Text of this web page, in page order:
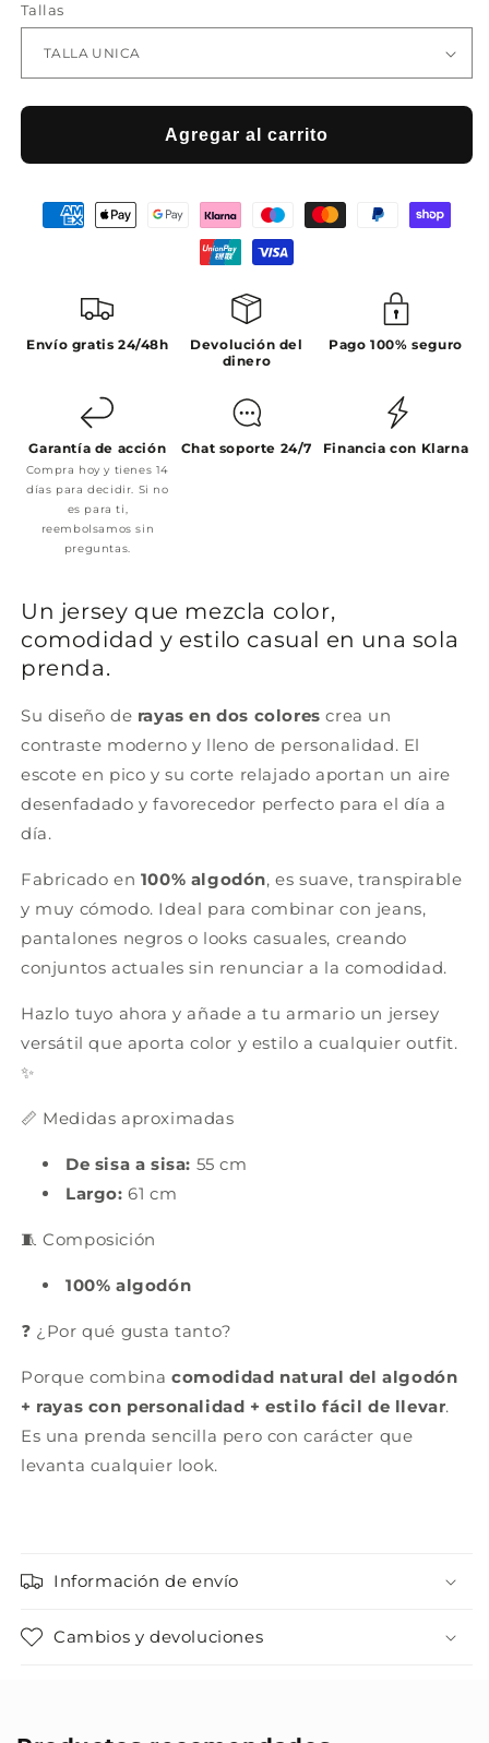
Tallas
Agregar al carrito
Envío gratis 24/48h
Devolución del
dinero
Pago 100% seguro
Garantía de acción
Compra hoy y tienes 14
días para decidir. Si no
es para ti,
reembolsamos sin
preguntas.
Chat soporte 24/7 Financia con Klarna
Un jersey que mezcla color,
comodidad y estilo casual en una sola
prenda.
Su diseño de rayas en dos colores crea un
contraste moderno y lleno de personalidad. El
escote en pico y su corte relajado aportan un aire
desenfadado y favorecedor perfecto para el día a
día.
Fabricado en 100% algodón, es suave, transpirable
y muy cómodo. Ideal para combinar con jeans,
pantalones negros o looks casuales, creando
conjuntos actuales sin renunciar a la comodidad.
Hazlo tuyo ahora y añade a tu armario un jersey
versátil que aporta color y estilo a cualquier outfit.
✨
📏 Medidas aproximadas
De sisa a sisa: 55 cm
Largo: 61 cm
🧵 Composición​
100% algodón
❓ ¿Por qué gusta tanto?
Porque combina comodidad natural del algodón
+ rayas con personalidad + estilo fácil de llevar.
Es una prenda sencilla pero con carácter que
levanta cualquier look.
Información de envío
Cambios y devoluciones